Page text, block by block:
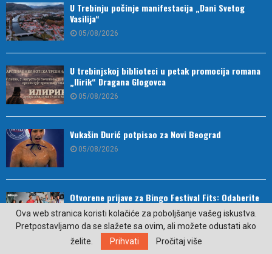
U Trebinju počinje manifestacija „Dani Svetog
Vasilija“
05/08/2026
U trebinjskoj biblioteci u petak promocija romana
„Ilirik“ Dragana Glogovca
05/08/2026
Vukašin Đurić potpisao za Novi Beograd
05/08/2026
Otvorene prijave za Bingo Festival Fits: Odaberite
outfit s omiljenim influencerom i zablistajte na
Crvenom tepihu Sarajevo Film Festivala
05/08/2026
Ova web stranica koristi kolačiće za poboljšanje vašeg iskustva.
Pretpostavljamo da se slažete sa ovim, ali možete odustati ako
želite.
Prihvati Pročitaj više